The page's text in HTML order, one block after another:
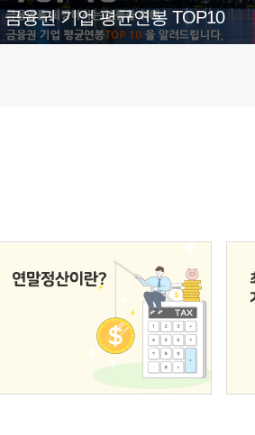
금융권 기업 평균연봉 TOP10